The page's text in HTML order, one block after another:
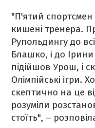
"П'ятий спортсмен
кишені тренера.
Рупольдингу до
Блашко, і до
підійшов Урош, і
Олімпійські ігри.
скептично на це
розуміли
стоїть", –